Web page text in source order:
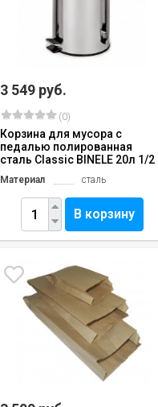
3 549 руб.
(0)
Корзина для мусора с
педалью полированная
сталь Classic BINELE 20л 1/2
Материал сталь
В корзину